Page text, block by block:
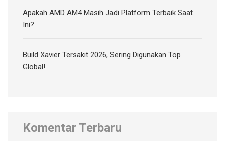
Apakah AMD AM4 Masih Jadi Platform Terbaik Saat
Ini?
Build Xavier Tersakit 2026, Sering Digunakan Top
Global!
Komentar Terbaru